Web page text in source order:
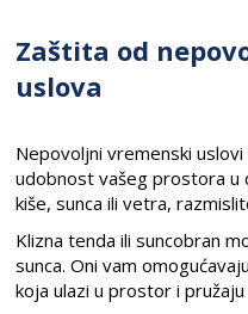
Zaštita od
uslova
Nepovoljni vremenski
udobnost vašeg prostora u
kiše, sunca ili vetra,
Klizna tenda ili suncobran
sunca. Oni vam
koja ulazi u prostor i